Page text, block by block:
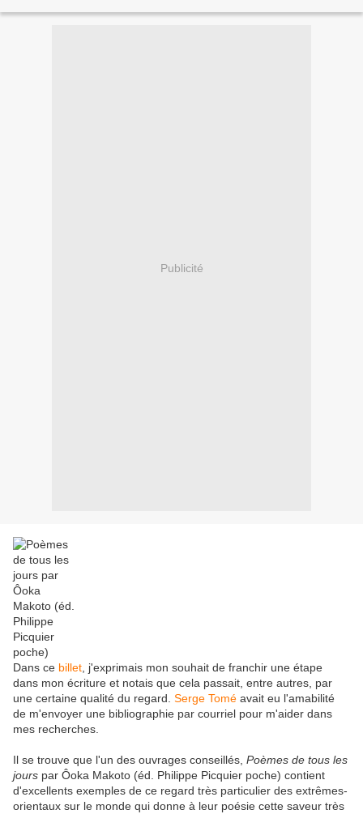
Publicité
Dans ce billet , j'exprimais mon souhait de franchir une étape
dans mon écriture et notais que cela passait, entre autres, par
une certaine qualité du regard. Serge Tomé avait eu l'amabilité
de m'envoyer une bibliographie par courriel pour m'aider dans
mes recherches.
Il se trouve que l'un des ouvrages conseillés, Poèmes de tous les
jours par Ôoka Makoto (éd. Philippe Picquier poche) contient
d'excellents exemples de ce regard très particulier des extrêmes-
orientaux sur le monde qui donne à leur poésie cette saveur très